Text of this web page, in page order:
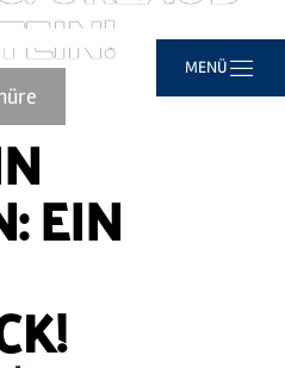
Zum
springen
Zur
springen
Zur
springen
Zum
springen
MENÜ
abspielen
EIN